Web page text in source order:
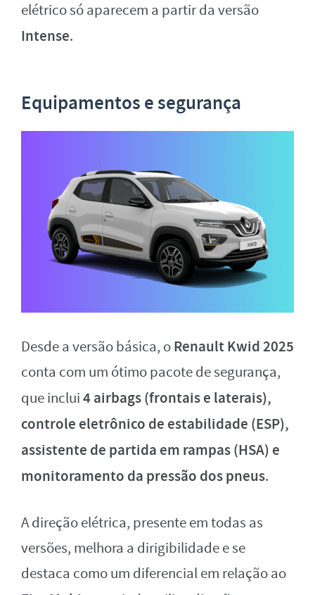
elétrico só aparecem a partir da versão
Intense.
Equipamentos e segurança
Desde a versão básica, oRenault Kwid 2025
conta com um ótimo pacote de segurança,
que inclui4 airbags (frontais e laterais),
controle eletrônico de estabilidade (ESP),
assistente de partida em rampas (HSA) e
monitoramento da pressão dos pneus.
A direção elétrica, presente em todas as
versões, melhora a dirigibilidade e se
destaca como um diferencial em relação ao